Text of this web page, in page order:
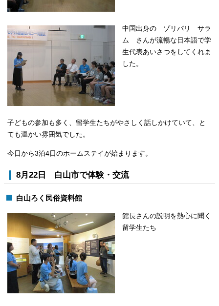
中国出身の ゾリパリ サラ
ム さんが流暢な日本語で学
生代表あいさつをしてくれま
した。
子どもの参加も多く、留学生たちがやさしく話しかけていて、と
ても温かい雰囲気でした。
今日から3泊4日のホームステイが始まります。
8月22日 白山市で体験・交流
白山ろく民俗資料館
館長さんの説明を熱心に聞く
留学生たち